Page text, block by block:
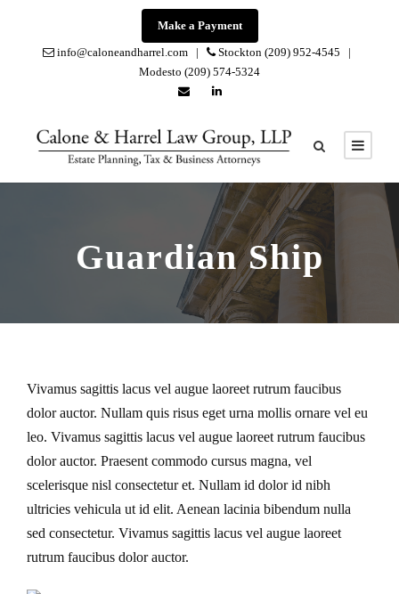
Make a Payment
info@caloneandharrel.com |
Stockton (209) 952-4545 |
Modesto (209) 574-5324
Guardian Ship
Vivamus sagittis lacus vel augue laoreet rutrum faucibus
dolor auctor. Nullam quis risus eget urna mollis ornare vel eu
leo. Vivamus sagittis lacus vel augue laoreet rutrum faucibus
dolor auctor. Praesent commodo cursus magna, vel
scelerisque nisl consectetur et. Nullam id dolor id nibh
ultricies vehicula ut id elit. Aenean lacinia bibendum nulla
sed consectetur. Vivamus sagittis lacus vel augue laoreet
rutrum faucibus dolor auctor.